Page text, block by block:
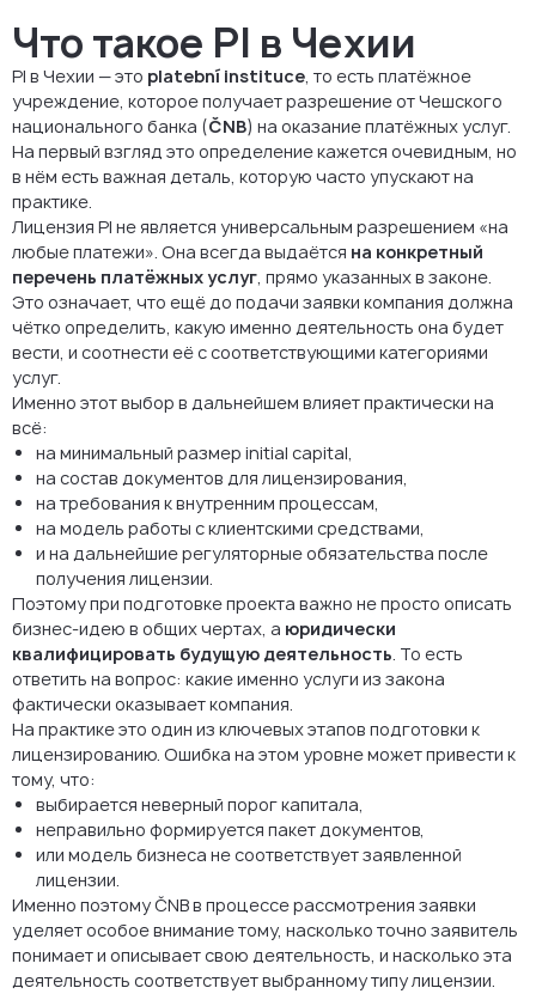
Что такое PI в Чехии
PI в Чехии — это platební instituce, то есть платёжное
учреждение, которое получает разрешение от Чешского
национального банка (ČNB) на оказание платёжных услуг.
На первый взгляд это определение кажется очевидным, но
в нём есть важная деталь, которую часто упускают на
практике.
Лицензия PI не является универсальным разрешением «на
любые платежи». Она всегда выдаётся на конкретный
перечень платёжных услуг, прямо указанных в законе.
Это означает, что ещё до подачи заявки компания должна
чётко определить, какую именно деятельность она будет
вести, и соотнести её с соответствующими категориями
услуг.
Именно этот выбор в дальнейшем влияет практически на
всё:
на минимальный размер initial capital,
на состав документов для лицензирования,
на требования к внутренним процессам,
на модель работы с клиентскими средствами,
и на дальнейшие регуляторные обязательства после
получения лицензии.
Поэтому при подготовке проекта важно не просто описать
бизнес-идею в общих чертах, а юридически
квалифицировать будущую деятельность. То есть
ответить на вопрос: какие именно услуги из закона
фактически оказывает компания.
На практике это один из ключевых этапов подготовки к
лицензированию. Ошибка на этом уровне может привести к
тому, что:
выбирается неверный порог капитала,
неправильно формируется пакет документов,
или модель бизнеса не соответствует заявленной
лицензии.
Именно поэтому ČNB в процессе рассмотрения заявки
уделяет особое внимание тому, насколько точно заявитель
понимает и описывает свою деятельность, и насколько эта
деятельность соответствует выбранному типу лицензии.